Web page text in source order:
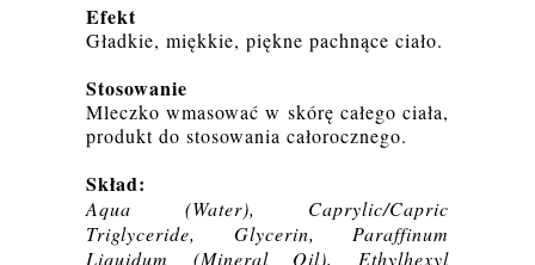
Efekt
Gładkie, miękkie, piękne pachnące ciało.
Stosowanie
Mleczko wmasować w skórę całego ciała,
produkt do stosowania całorocznego.
Skład:
Aqua (Water), Caprylic/Capric
Triglyceride, Glycerin, Paraffinum
Liquidum (Mineral Oil), Ethylhexyl